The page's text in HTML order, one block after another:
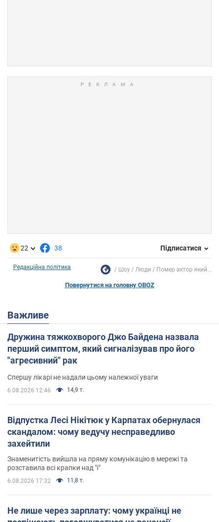
22 38 Підписатися
Редакційна політика Шоу Люди Помер актор який...
Повернутися на головну OBOZ
Важливе
Дружина тяжкохворого Джо Байдена назвала
перший симптом, який сигналізував про його
"агресивний" рак
Спершу лікарі не надали цьому належної уваги
6.08.2026 12:46 14,9 т.
Відпустка Лесі Нікітюк у Карпатах обернулася
скандалом: чому ведучу несправедливо
захейтили
Знаменитість вийшла на пряму комунікацію в мережі та
розставила всі крапки над "і"
6.08.2026 17:32 11,8 т.
Не лише через зарплату: чому українці не